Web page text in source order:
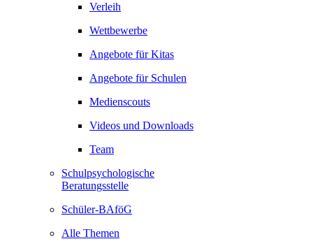
Verleih
Wettbewerbe
Angebote für Kitas
Angebote für Schulen
Medienscouts
Videos und Downloads
Team
Schulpsychologische
Beratungsstelle
Schüler-BAföG
Alle Themen